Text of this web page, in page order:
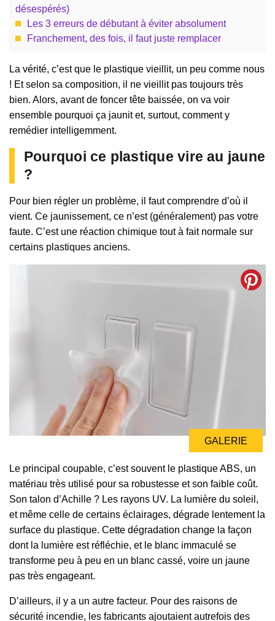
désespérés)
Les 3 erreurs de débutant à éviter absolument
Franchement, des fois, il faut juste remplacer
La vérité, c’est que le plastique vieillit, un peu comme nous
! Et selon sa composition, il ne vieillit pas toujours très
bien. Alors, avant de foncer tête baissée, on va voir
ensemble pourquoi ça jaunit et, surtout, comment y
remédier intelligemment.
Pourquoi ce plastique vire au jaune
?
Pour bien régler un problème, il faut comprendre d’où il
vient. Ce jaunissement, ce n’est (généralement) pas votre
faute. C’est une réaction chimique tout à fait normale sur
certains plastiques anciens.
GALERIE
GALERIE
Le principal coupable, c’est souvent le plastique ABS, un
matériau très utilisé pour sa robustesse et son faible coût.
Son talon d’Achille ? Les rayons UV. La lumière du soleil,
et même celle de certains éclairages, dégrade lentement la
surface du plastique. Cette dégradation change la façon
dont la lumière est réfléchie, et le blanc immaculé se
transforme peu à peu en un blanc cassé, voire un jaune
pas très engageant.
D’ailleurs, il y a un autre facteur. Pour des raisons de
sécurité incendie, les fabricants ajoutaient autrefois des